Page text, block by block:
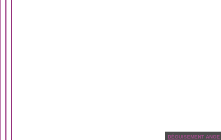
DÉGUISEMENT ANGE